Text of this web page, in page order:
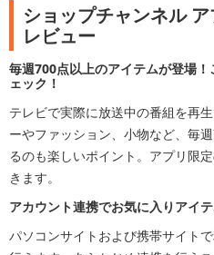
ショップチャンネル
レビュー
毎週700点以上のアイテムが登場
ェック！
テレビで実際に放送中の番組を再
ーやファッション、小物など、毎
るのも楽しいポイント。アプリ限
きます。
アカウント連携でお気に入りアイ
パソコンサイトおよび携帯サイト